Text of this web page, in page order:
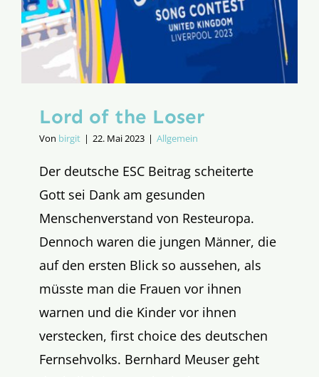
Lord of the Loser
Von birgit | 22. Mai 2023 | Allgemein
Der deutsche ESC Beitrag scheiterte
Gott sei Dank am gesunden
Menschenverstand von Resteuropa.
Dennoch waren die jungen Männer, die
auf den ersten Blick so aussehen, als
müsste man die Frauen vor ihnen
warnen und die Kinder vor ihnen
verstecken, first choice des deutschen
Fernsehvolks. Bernhard Meuser geht